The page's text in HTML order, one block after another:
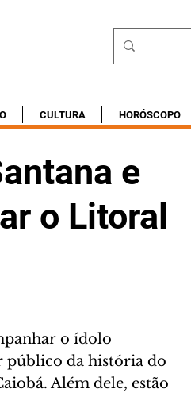
CULTURA HORÓSCOPO
e
o Litoral
o ídolo
público da história do
Além dele, estão